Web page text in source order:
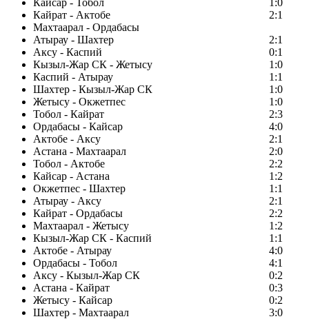
Кайсар - Тобол
1:0
Кайрат - Актобе
2:1
Махтаарал - Ордабасы
Атырау - Шахтер
2:1
Аксу - Каспий
0:1
Кызыл-Жар СК - Жетысу
1:0
Каспий - Атырау
1:1
Шахтер - Кызыл-Жар СК
1:0
Жетысу - Окжетпес
1:0
Тобол - Кайрат
2:3
Ордабасы - Кайсар
4:0
Актобе - Аксу
2:1
Астана - Махтаарал
2:0
Тобол - Актобе
2:2
Кайсар - Астана
1:2
Окжетпес - Шахтер
1:1
Атырау - Аксу
2:1
Кайрат - Ордабасы
2:2
Махтаарал - Жетысу
1:2
Кызыл-Жар СК - Каспий
1:1
Актобе - Атырау
4:0
Ордабасы - Тобол
4:1
Аксу - Кызыл-Жар СК
0:2
Астана - Кайрат
0:3
Жетысу - Кайсар
0:2
Шахтер - Махтаарал
3:0